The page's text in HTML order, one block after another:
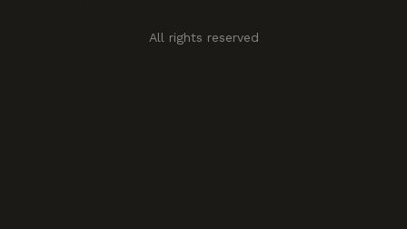
All rights reserved